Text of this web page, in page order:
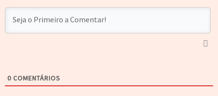
0 COMENTÁRIOS